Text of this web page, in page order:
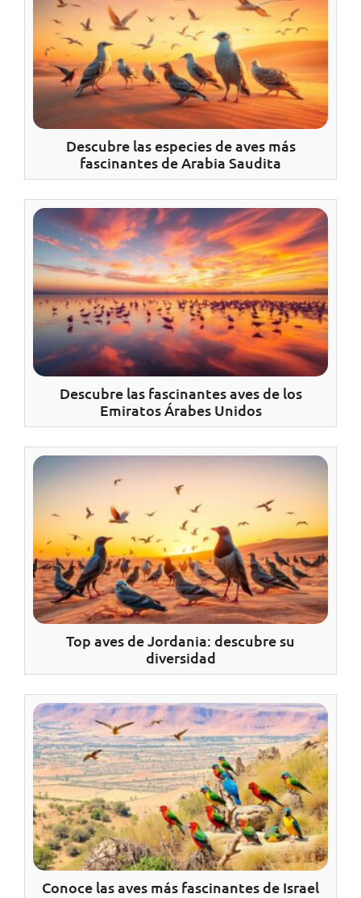
Descubre las especies de aves más
fascinantes de Arabia Saudita
Descubre las fascinantes aves de los
Emiratos Árabes Unidos
Top aves de Jordania: descubre su
diversidad
Conoce las aves más fascinantes de Israel